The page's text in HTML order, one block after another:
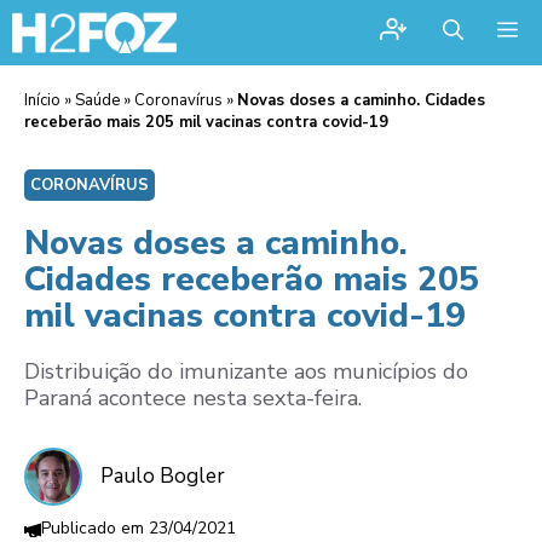
Início »Saúde » Coronavírus » Novas doses a caminho. Cidades
receberão mais 205 mil vacinas contra covid-19
CORONAVÍRUS
Novas doses a caminho.
Cidades receberão mais 205
mil vacinas contra covid-19
Distribuição do imunizante aos municípios do
Paraná acontece nesta sexta-feira.
Paulo Bogler
23/04/2021